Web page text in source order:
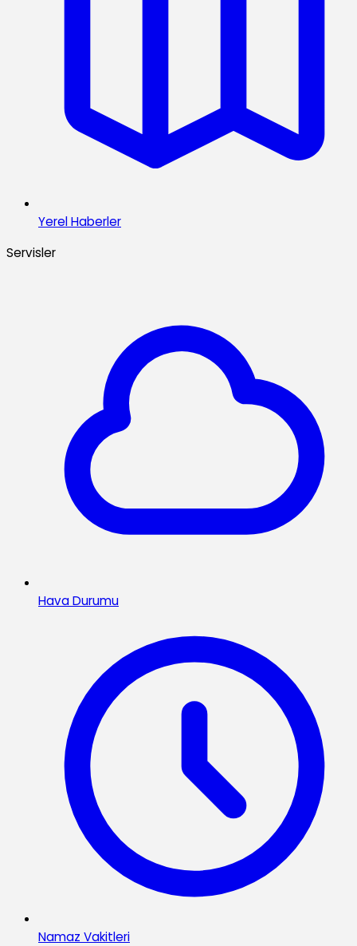
Yerel Haberler
Servisler
Hava Durumu
Namaz Vakitleri